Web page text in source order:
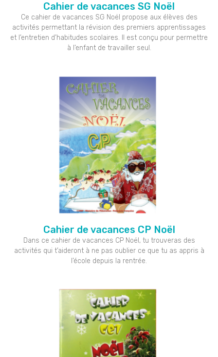
Cahier de vacances SG Noël
Ce cahier de vacances SG Noël propose aux élèves des
activités permettant la révision des premiers apprentissages
et l’entretien d’habitudes scolaires. Il est conçu pour permettre
à l’enfant de travailler seul.
Cahier de vacances CP Noël
Dans ce cahier de vacances CP Noël, tu trouveras des
activités qui t’aideront à ne pas oublier ce que tu as appris à
l’école depuis la rentrée.